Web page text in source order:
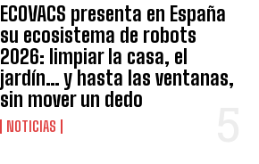
ECOVACS presenta en España
su ecosistema de robots
2026: limpiar la casa, el
jardín… y hasta las ventanas,
sin mover un dedo
NOTICIAS